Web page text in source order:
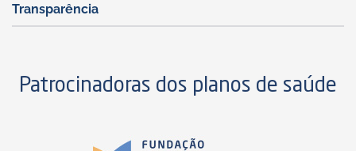
Transparência
Patrocinadoras dos planos de saúde